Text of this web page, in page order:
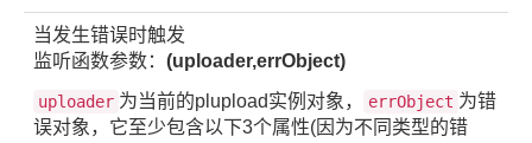
当发生错误时触发
监听函数参数： (uploader,errObject)
uploader 为当前的plupload实例对象， errObject 为错
误对象，它至少包含以下3个属性(因为不同类型的错